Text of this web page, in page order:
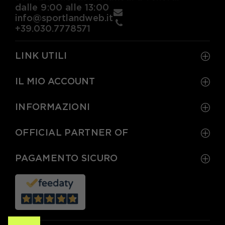
dalle 9:00 alle 13:00
info@sportlandweb.it
+39.030.7778571
LINK UTILI
IL MIO ACCOUNT
INFORMAZIONI
OFFICIAL PARTNER OF
PAGAMENTO SICURO